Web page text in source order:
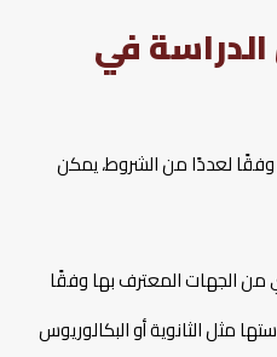
في
لعددًا من الشروط، يمكن
من الجهات المعترف بها وفقًا
مثل الثانوية أو البكالوريوس